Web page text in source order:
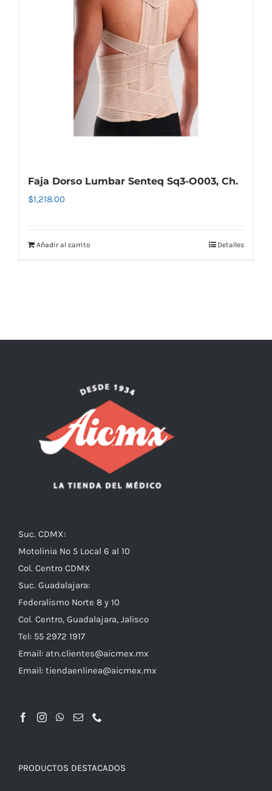
Faja Dorso Lumbar Senteq Sq3-O003, Ch.
$1,218.00
Añadir al carrito Detalles
Suc. CDMX:
Motolinia No 5 Local 6 al 10
Col. Centro CDMX
Suc. Guadalajara:
Federalismo Norte 8 y 10
Col. Centro, Guadalajara, Jalisco
Tel: 55 2972 1917
Email: atn.clientes@aicmex.mx
Email: tiendaenlinea@aicmex.mx
PRODUCTOS DESTACADOS